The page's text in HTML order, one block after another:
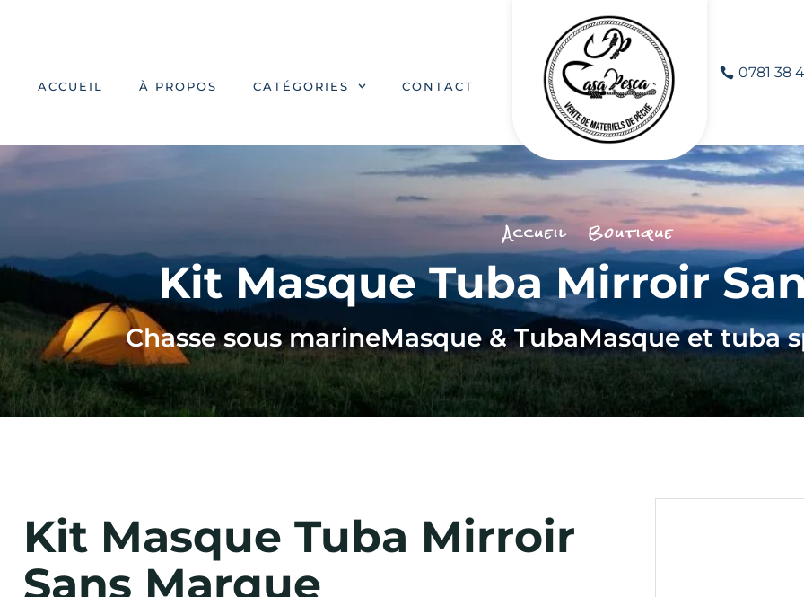
ACCUEIL À PROPOS CATÉGORIES CONTACT
0781 38
Accueil Boutique
Kit Masque Tuba Mirroir
Chasse sous marineMasque & TubaMasque et tuba
Kit Masque Tuba Mirroir
Sans Marque